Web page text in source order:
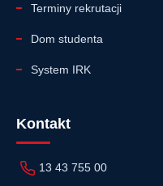
Terminy rekrutacji
Dom studenta
System IRK
Kontakt
13 43 755 00